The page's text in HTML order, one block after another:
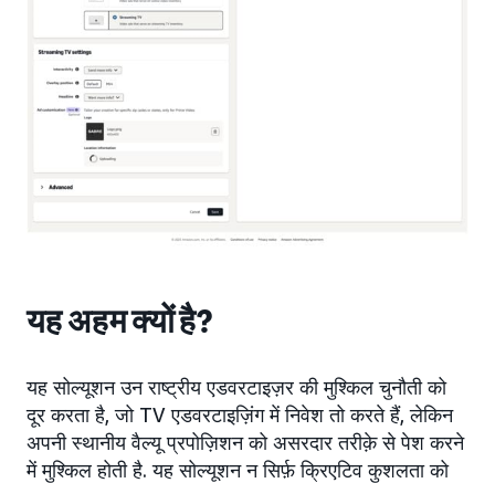
यह अहम क्यों है?
यह सोल्यूशन उन राष्ट्रीय एडवरटाइज़र की मुश्किल चुनौती को
दूर करता है, जो TV एडवरटाइज़िंग में निवेश तो करते हैं, लेकिन
अपनी स्थानीय वैल्यू प्रपोज़िशन को असरदार तरीक़े से पेश करने
में मुश्किल होती है. यह सोल्यूशन न सिर्फ़ क्रिएटिव कुशलता को